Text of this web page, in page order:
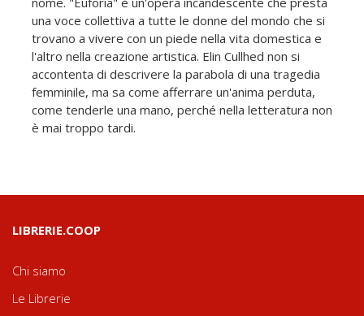
una voce collettiva a tutte le donne del mondo che si
trovano a vivere con un piede nella vita domestica e
l'altro nella creazione artistica. Elin Cullhed non si
accontenta di descrivere la parabola di una tragedia
femminile, ma sa come afferrare un'anima perduta,
come tenderle una mano, perché nella letteratura non
è mai troppo tardi.
LIBRERIE.COOP
Chi siamo
Le Librerie